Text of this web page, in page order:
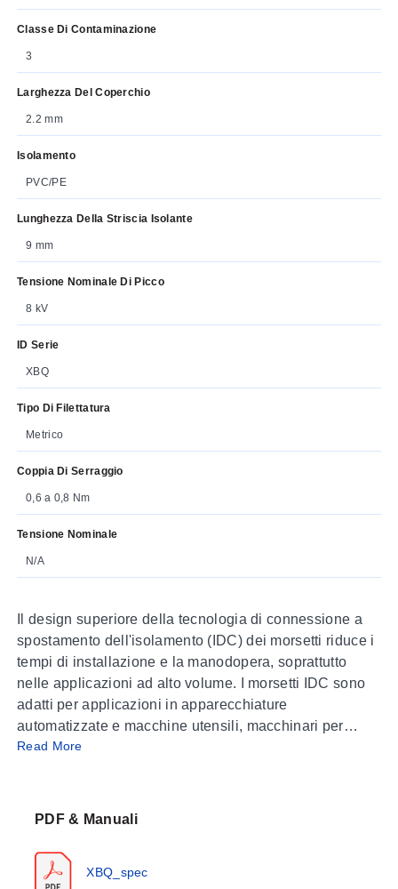
Classe Di Contaminazione
3
Larghezza Del Coperchio
2.2 mm
Isolamento
PVC/PE
Lunghezza Della Striscia Isolante
9 mm
Tensione Nominale Di Picco
8 kV
ID Serie
XBQ
Tipo Di Filettatura
Metrico
Coppia Di Serraggio
0,6 a 0,8 Nm
Tensione Nominale
N/A
Il design superiore della tecnologia di connessione a
spostamento dell'isolamento (IDC) dei morsetti riduce i
tempi di installazione e la manodopera, soprattutto
nelle applicazioni ad alto volume. I morsetti IDC sono
adatti per applicazioni in apparecchiature
automatizzate e macchine utensili, macchinari per
imballaggio e movimentazione materiali, sistemi
volume per circuiti di controllo e segnale a bassa
e facilitare l'assemblaggio. Questi morsetti sono
progettati per un uso a lungo termine in condizioni
Read More
PDF & Manuali
XBQ_spec